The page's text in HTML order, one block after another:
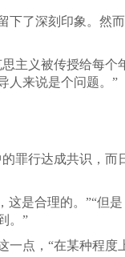
了深刻印象。然
主义被传授给每
人来说是个问题。”
罪行达成共识，
是合理的。”“但
。”
点，“在某种程度